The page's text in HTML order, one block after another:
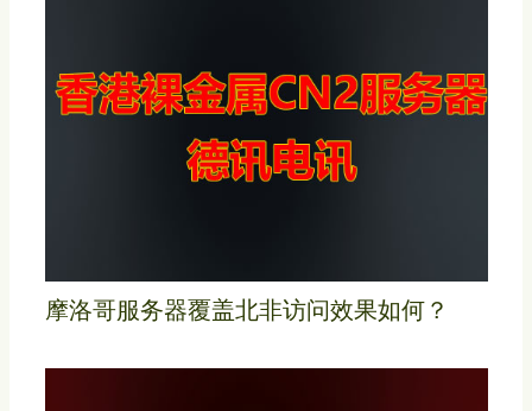
摩洛哥服务器覆盖北非访问效果如何？